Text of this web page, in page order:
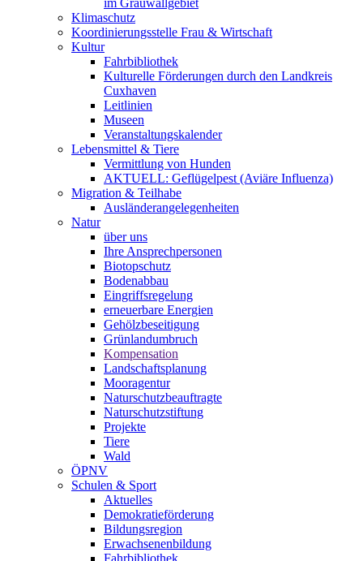
im Grauwallgebiet
Klimaschutz
Koordinierungsstelle Frau & Wirtschaft
Kultur
Fahrbibliothek
Kulturelle Förderungen durch den Landkreis
Cuxhaven
Leitlinien
Museen
Veranstaltungskalender
Lebensmittel & Tiere
Vermittlung von Hunden
AKTUELL: Geflügelpest (Aviäre Influenza)
Migration & Teilhabe
Ausländerangelegenheiten
Natur
über uns
Ihre Ansprechpersonen
Biotopschutz
Bodenabbau
Eingriffsregelung
erneuerbare Energien
Gehölzbeseitigung
Grünlandumbruch
Kompensation
Landschaftsplanung
Mooragentur
Naturschutzbeauftragte
Naturschutzstiftung
Projekte
Tiere
Wald
ÖPNV
Schulen & Sport
Aktuelles
Demokratieförderung
Bildungsregion
Erwachsenenbildung
Fahrbibliothek